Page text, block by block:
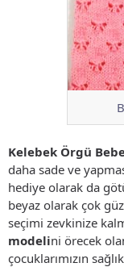
Kelebek Örgü
daha sade ve
hediye olarak da
beyaz olarak çok
seçimi zevkinize
modelini örecek
çocuklarımızın